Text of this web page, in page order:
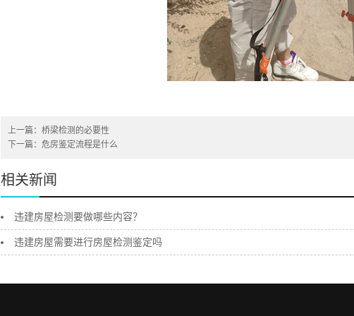
上一篇： 桥梁检测的必要性
下一篇： 危房鉴定流程是什么
相关新闻
违建房屋检测要做哪些内容？
违建房屋需要进行房屋检测鉴定吗